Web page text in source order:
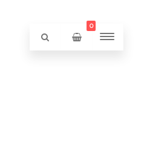
0